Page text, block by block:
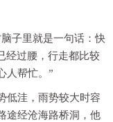
子里就是一句话：快
经过腰，行走都比较
人帮忙。”
低洼，雨势较大时容
途经沧海路桥洞，他